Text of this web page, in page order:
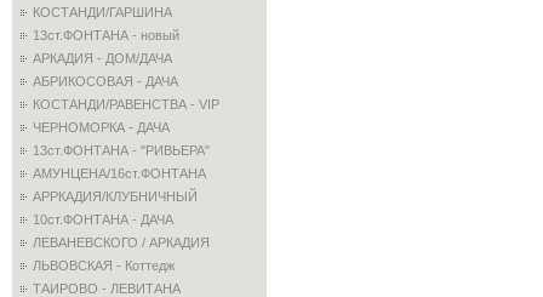
КОСТАНДИ/ГАРШИНА
13ст.ФОНТАНА - новый
АРКАДИЯ - ДОМ/ДАЧА
АБРИКОСОВАЯ - ДАЧА
КОСТАНДИ/РАВЕНСТВА - VIP
ЧЕРНОМОРКА - ДАЧА
13ст.ФОНТАНА - "РИВЬЕРА"
АМУНЦЕНА/16ст.ФОНТАНА
АРРКАДИЯ/КЛУБНИЧНЫЙ
10ст.ФОНТАНА - ДАЧА
ЛЕВАНЕВСКОГО / АРКАДИЯ
ЛЬВОВСКАЯ - Коттедж
ТАИРОВО - ЛЕВИТАНА